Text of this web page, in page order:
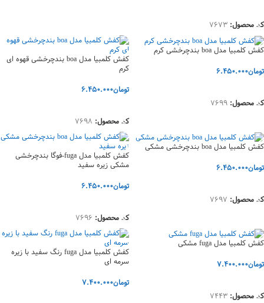
کد محصول: 7673
کفش کلمبیا مدل boa بندچرخشی کرم
تومان6.450.000
کد محصول: 7699
کفش کلمبیا مدل boa بندچرخشی قهوه ای
کرم
تومان6.450.000
کد محصول: 7698
کفش کلمبیا مدل boa بندچرخشی مشکی
تومان6.450.000
کد محصول: 7697
کفش کلمبیا مدل fuga-فوگا بندچرخشی
مشکی زیره سفید
تومان6.450.000
کد محصول: 7696
کفش کلمبیا مدل fuga مشکی
تومان7.400.000
کد محصول: 7443
کفش کلمبیا مدل fuga رنگ سفید با زیره
سرمه ای
تومان7.400.000